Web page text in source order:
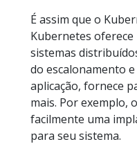
É assim que o
Kubernetes
sistemas
do escalonamento
aplicação, fornece
mais. Por exemplo,
facilmente uma
para seu sistema.